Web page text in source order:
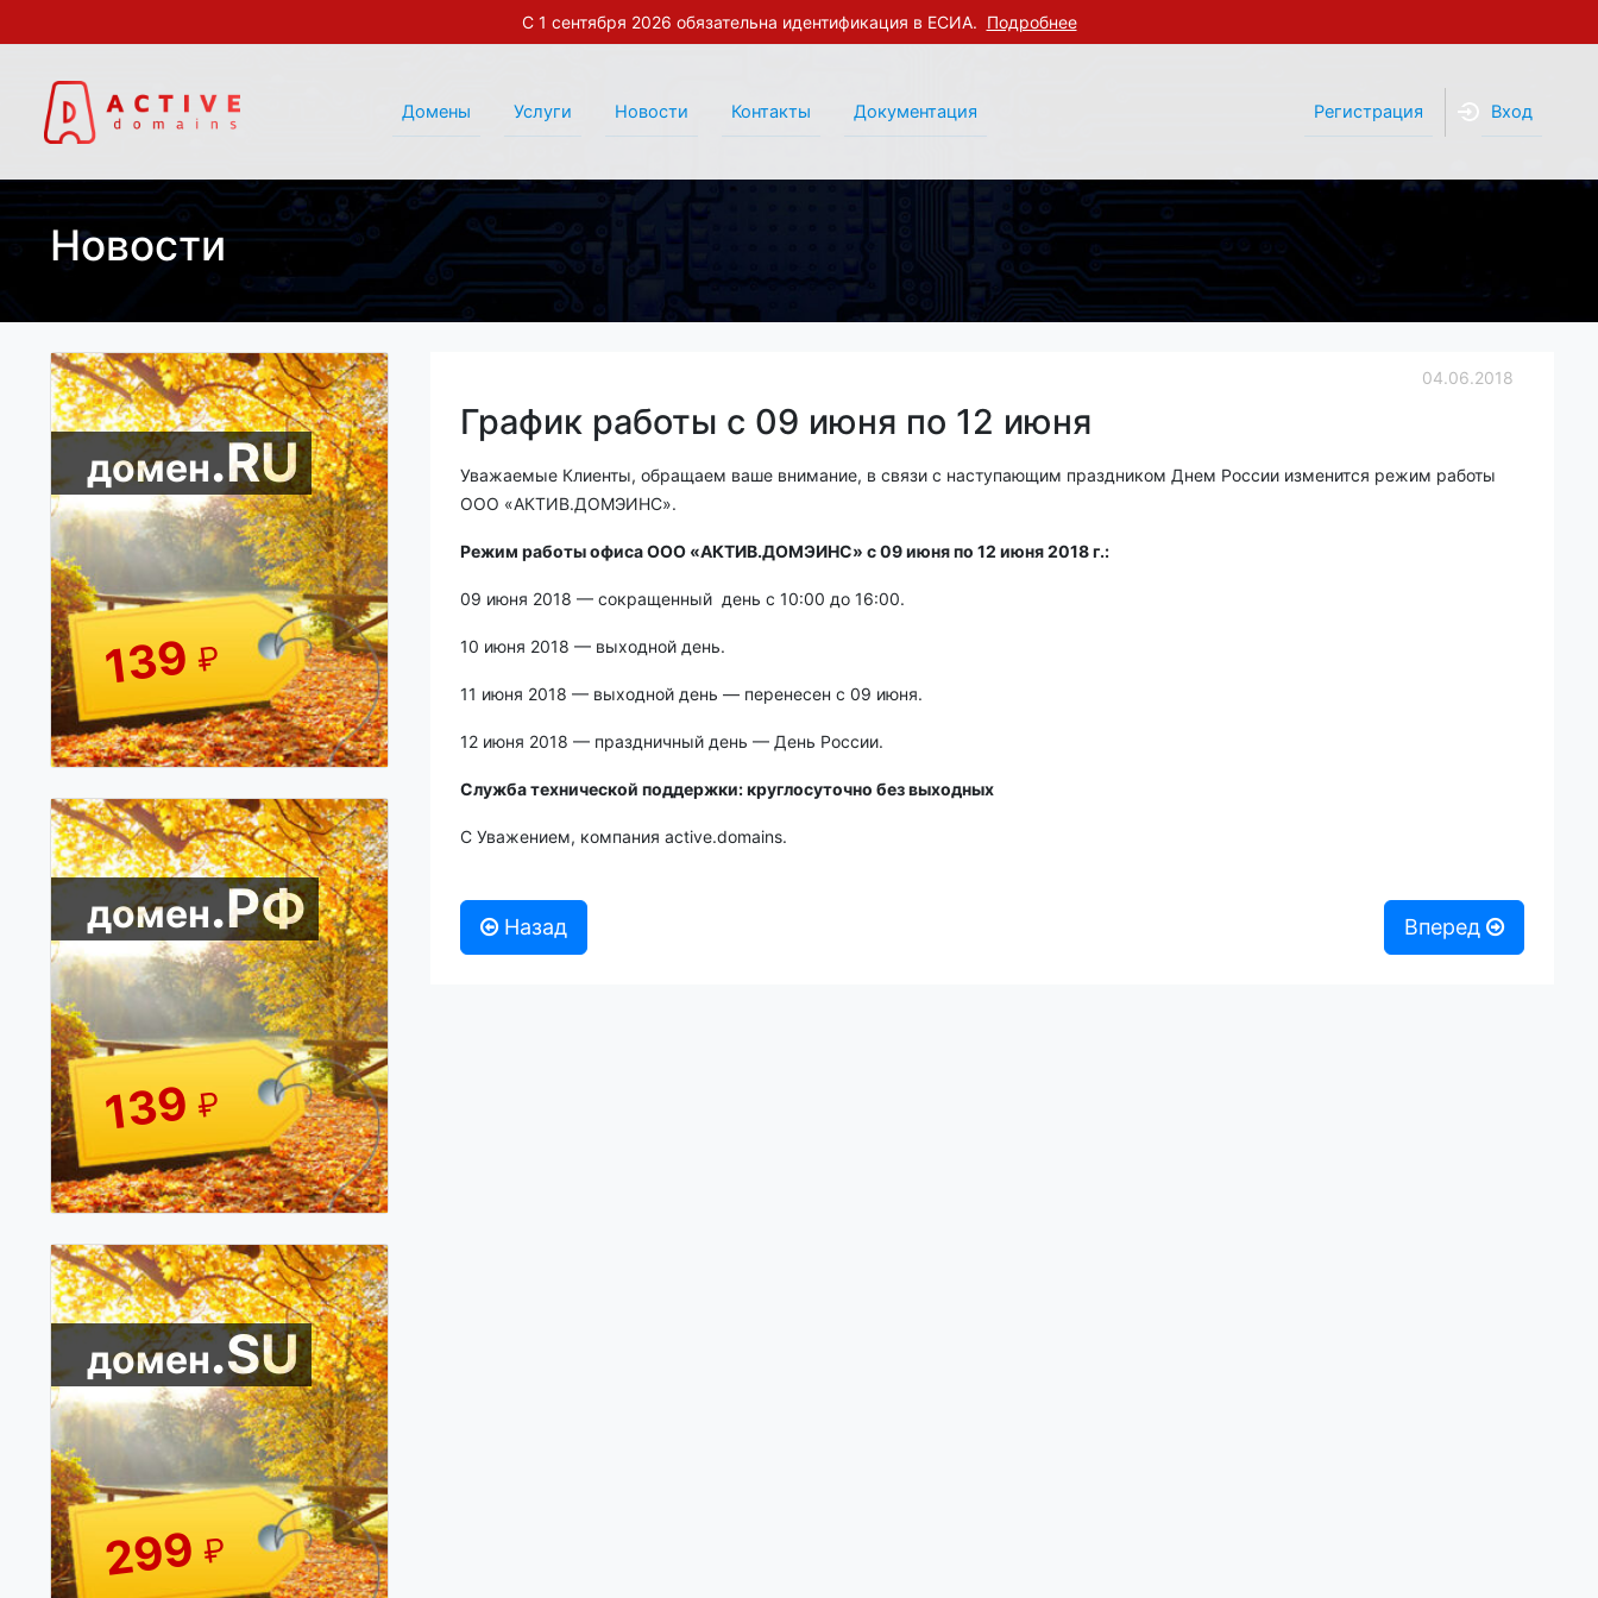
С 1 сентября 2026 обязательна идентификация в ЕСИА. Подробнее
Домены Услуги Новости Контакты Документация Регистрация Вход
Новости
домен.RU
139₽
домен.РФ
139₽
домен.SU
299₽
04.06.2018
График работы с 09 июня по 12 июня
Уважаемые Клиенты, обращаем ваше внимание, в связи с наступающим праздником Днем России изменится режим работы
ООО «АКТИВ.ДОМЭИНС».
Режим работы офиса ООО «АКТИВ.ДОМЭИНС» с 09 июня по 12 июня 2018 г.:
09 июня 2018 — сокращенный день с 10:00 до 16:00.
10 июня 2018 — выходной день.
11 июня 2018 — выходной день — перенесен с 09 июня.
12 июня 2018 — праздничный день — День России.
Служба технической поддержки:круглосуточно без выходных
С Уважением, компания active.domains.
Назад Вперед